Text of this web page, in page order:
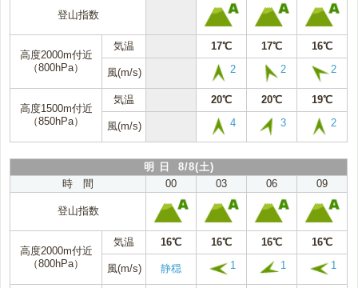
登山指数
高度2000m付近
（800hPa）
気温 17℃ 17℃ 16℃
風(m/s) 2 2 2
高度1500m付近
（850hPa）
気温 20℃ 20℃ 19℃
風(m/s) 4 3 2
明 日 8/8(土)
時 間
00 03 06 09
登山指数
高度2000m付近
（800hPa）
気温 16℃ 16℃ 16℃ 16℃
風(m/s) 静穏 1 1 1